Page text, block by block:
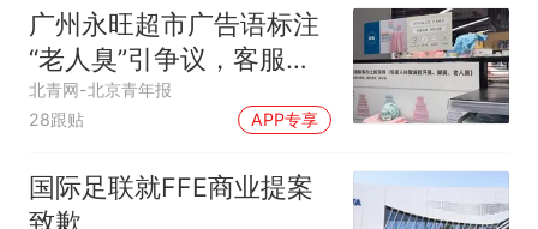
广州永旺超市广告语标注
“老人臭”引争议，客服回
应
北青网-北京青年报
28跟贴
APP专享
国际足联就FFE商业提案
致歉